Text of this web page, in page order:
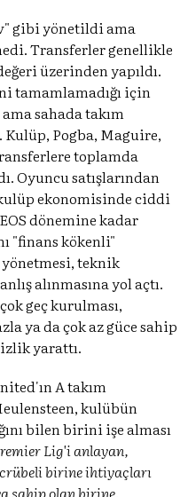
gibi yönetildi ama
Transferler genellikle
üzerinden yapıldı.
için
sahada takım
Kulüp, Pogba, Maguire,
toplamda
Oyuncu satışlarından
ekonomisinde ciddi
dönemine kadar
"finans kökenli"
teknik
alınmasına yol açtı.
geç kurulması,
ya da çok az güce sahip
yarattı.
A takım
kulübün
bilen birini işe alması
Lig'i anlayan,
birine ihtiyaçları
sahip olan birine.